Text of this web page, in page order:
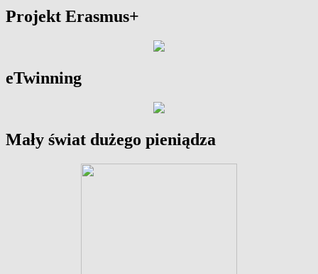
Projekt Erasmus+
eTwinning
Mały świat dużego pieniądza